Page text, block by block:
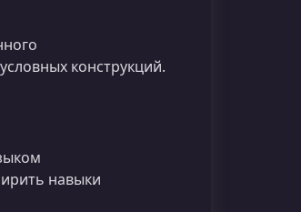
конструкций.
навыки